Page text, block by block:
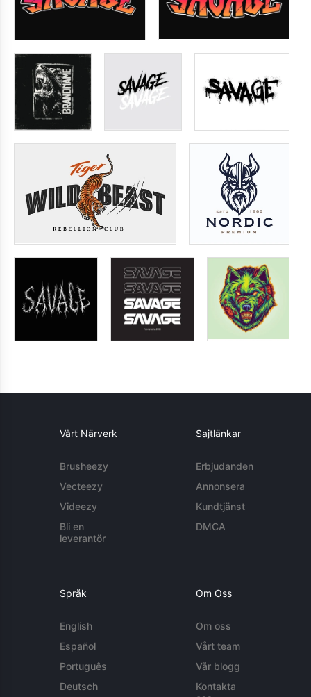
Vårt Närverk
Brusheezy
Vecteezy
Videezy
Bli en
leverantör
Sajtlänkar
Erbjudanden
Annonsera
Kundtjänst
DMCA
Språk
English
Español
Português
Deutsch
Om Oss
Om oss
Vårt team
Vår blogg
Kontakta